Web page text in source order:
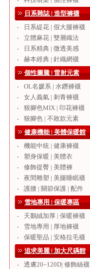
日系雜誌 | 造型褲襪
‧
日系緹花 | 假大腿褲襪
‧
立體麻花 | 雙層織法
‧
日系精典 | 微透美感
‧
赫本經典 | 針織網襪
個性圖騰 | 雷射元素
‧
OL名媛系 | 水鑽褲襪
‧
女人義氣 | 刺青褲襪
‧
狠腳色MIX | 印花褲襪
‧
狠腳色 | 不敗款元素
健康機能 | 美體保暖館
‧
機能中統 | 健康褲襪
‧
塑身保暖 | 美體衣
‧
修飾提臀 | 美體褲
‧
夜間雕塑 | 美腿睡眠襪
‧
護腰 | 關節保護 | 配件
雪地專用 | 保暖專區
‧
天鵝絨加厚 | 保暖褲襪
‧
雪地專用 | 厚地褲襪
‧
保暖聖品 | 安格拉毛襪
追求美麗 | 加大尺碼館
‧
透膚20~120D| 修飾絲襪